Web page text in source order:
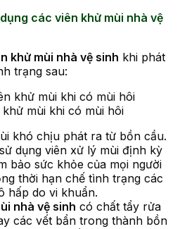
các viên khử mùi nhà vệ
khử mùi nhà vệ sinh khi phát
trạng sau:
mùi khi có mùi hôi
khó chịu phát ra từ bồn cầu.
dụng viên xử lý mùi định kỳ
bảo sức khỏe của mọi người
thời hạn chế tình trạng các
hấp do vi khuẩn.
nhà vệ sinh có chất tẩy rửa
các vết bẩn trong thành bồn